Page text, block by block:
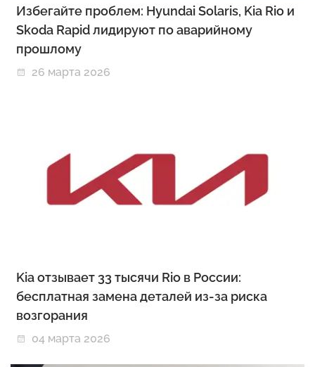
Избегайте проблем: Hyundai Solaris, Kia Rio и
Skoda Rapid лидируют по аварийному
прошлому
26 марта 2026
Kia отзывает 33 тысячи Rio в России:
бесплатная замена деталей из-за риска
возгорания
04 марта 2026